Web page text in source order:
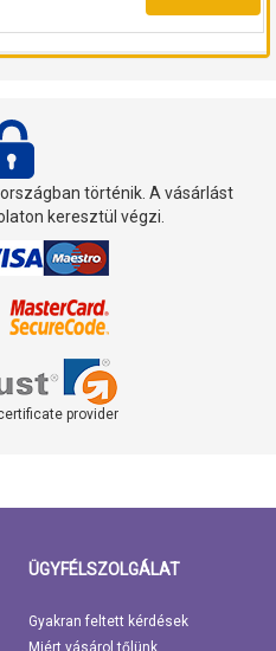
történik. A vásárlást
keresztül végzi.
provider
ÜGYFÉLSZOLGÁLAT
Gyakran feltett kérdések
Miért vásárol tőlünk